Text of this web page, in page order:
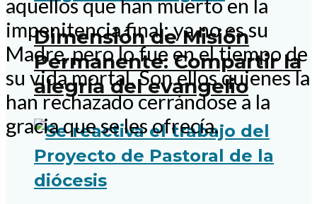
Dimensión de Misión
Permanente: Compartir la
alegría del evangelio
aquellos que han muerto en la
impenitencia final: ya no es su
Madre, pero lo fue en el tiempo de
su vida mortal. Son ellos quienes la
han rechazado cerrándose a la
gracia que se les ofrecía.